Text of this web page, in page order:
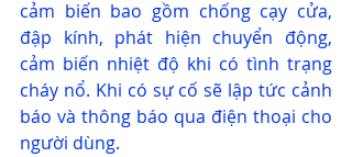
cảm biến bao gồm chống cạy cửa,
đập kính, phát hiện chuyển động,
cảm biến nhiệt độ khi có tình trạng
cháy nổ. Khi có sự cố sẽ lập tức cảnh
báo và thông báo qua điện thoại cho
người dùng.